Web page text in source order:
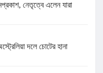
নেতৃত্বে এলেন যারা
দলে চোটের হানা